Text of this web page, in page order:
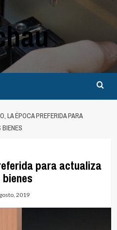
LA ÉPOCA PREFERIDA PARA
para actualiza
2019